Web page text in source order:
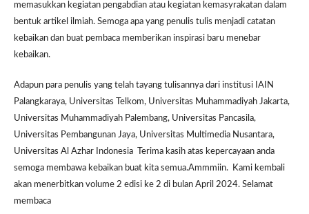
memasukkan kegiatan pengabdian atau kegiatan kemasyrakatan dalam
bentuk artikel ilmiah. Semoga apa yang penulis tulis menjadi catatan
kebaikan dan buat pembaca memberikan inspirasi baru menebar
kebaikan.
Adapun para penulis yang telah tayang tulisannya dari institusi IAIN
Palangkaraya, Universitas Telkom, Universitas Muhammadiyah Jakarta,
Universitas Muhammadiyah Palembang, Universitas Pancasila,
Universitas Pembangunan Jaya, Universitas Multimedia Nusantara,
Universitas Al Azhar Indonesia Terima kasih atas kepercayaan anda
semoga membawa kebaikan buat kita semua.Ammmiin. Kami kembali
akan menerbitkan volume 2 edisi ke 2 di bulan April 2024. Selamat
membaca